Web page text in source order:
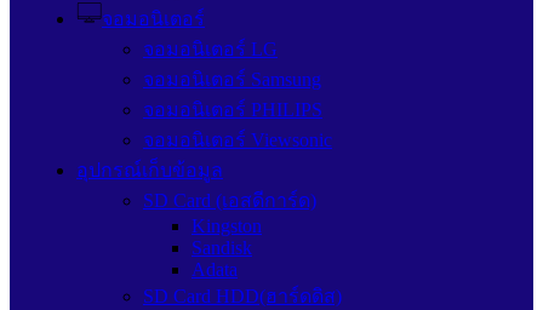
จอมอนิเตอร์
จอมอนิเตอร์ LG
จอมอนิเตอร์ Samsung
จอมอนิเตอร์ PHILIPS
จอมอนิเตอร์ Viewsonic
อุปกรณ์เก็บข้อมูล
SD Card (เอสดีการ์ด)
Kingston
Sandisk
Adata
SD Card HDD(ฮาร์ดดิส)